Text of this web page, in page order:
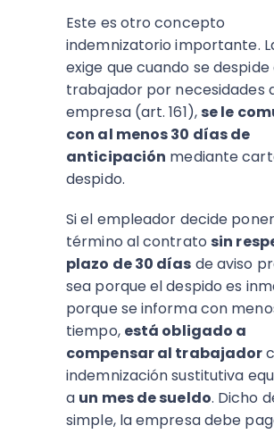
Este es otro concepto
indemnizatorio importante.
exige que cuando se despide
trabajador por necesidades
empresa (art. 161), se le
con al menos 30 días de
anticipación mediante
despido.
Si el empleador decide poner
término al contrato sin
plazo de 30 días de aviso
sea porque el despido es
porque se informa con
tiempo, está obligado a
compensar al trabajador
indemnización sustitutiva
a un mes de sueldo. Dicho
simple, la empresa debe